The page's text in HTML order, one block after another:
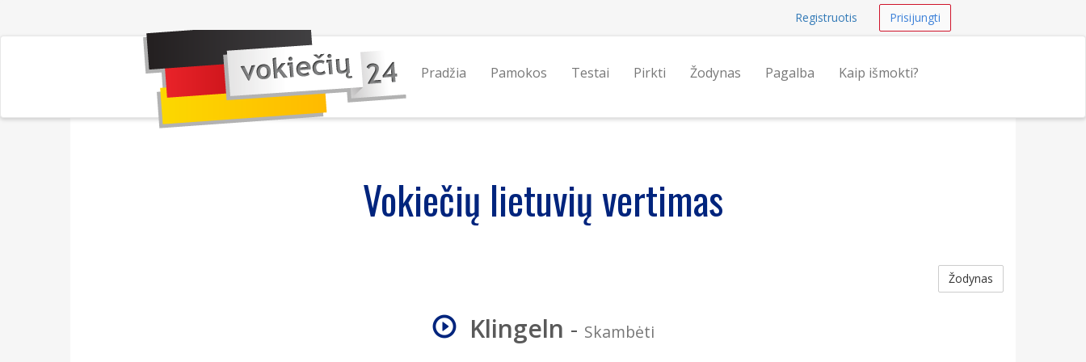
Registruotis Prisijungti
Pradžia Pamokos Testai Pirkti Žodynas Pagalba Kaip išmokti?
Vokiečių lietuvių vertimas
Žodynas
Klingeln - Skambėti